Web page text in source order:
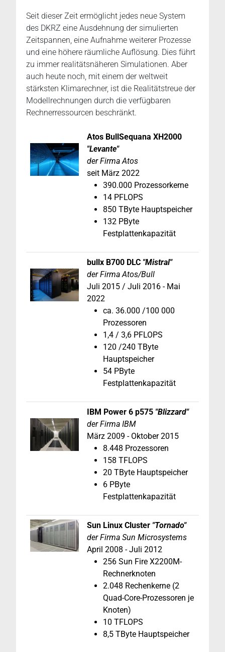
Seit dieser Zeit ermöglicht jedes neue System
des DKRZ eine Ausdehnung der simulierten
Zeitspannen, eine Aufnahme weiterer Prozesse
und eine höhere räumliche Auflösung. Dies führt
zu immer realitätsnäheren Simulationen. Aber
auch heute noch, mit einem der weltweit
stärksten Klimarechner, ist die Realitätstreue der
Modellrechnungen durch die verfügbaren
Rechnerressourcen beschränkt.
Atos BullSequana XH2000
"Levante"
der Firma Atos
seit März 2022
390.000 Prozessorkerne
14 PFLOPS
850 TByte Hauptspeicher
132 PByte
Festplattenkapazität
bullx B700 DLC "Mistral"
der Firma Atos/Bull
Juli 2015 / Juli 2016 - Mai
2022
ca. 36.000 /100 000
Prozessoren
1,4 / 3,6 PFLOPS
120 /240 TByte
Hauptspeicher
54 PByte
Festplattenkapazität
IBM Power 6 p575 "Blizzard"
der Firma IBM
März 2009 - Oktober 2015
8.448 Prozessoren
158 TFLOPS
20 TByte Hauptspeicher
6 PByte
Festplattenkapazität
Sun Linux Cluster "Tornado"
der Firma Sun Microsystems
April 2008 - Juli 2012
256 Sun Fire X2200M-
Rechnerknoten
2.048 Rechenkerne (2
Quad-Core-Prozessoren je
Knoten)
10 TFLOPS
8,5 TByte Hauptspeicher